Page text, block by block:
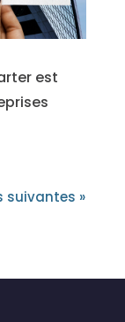
est
suivantes »